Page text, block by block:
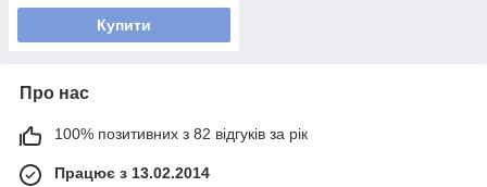
Купити
Про нас
100% позитивних з 82 відгуків за рік
Працює з 13.02.2014